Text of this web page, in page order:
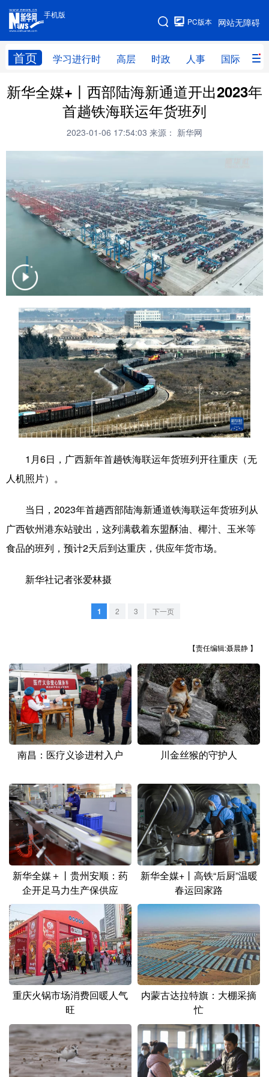
手机版
网站无障碍
PC版本
首页 学习进行时 高层 时政 人事 国际 财
手机版
网站地图
学习进行时 高层 时政 人事
财经 网评
全球连线
文化 书画 健康 军事
访谈 视频 图片 政务
中央文件 金融 汽车
食品 人居 信息化 数字经济
学术中国 银龄 溯源中国
城市 旅游 能源 会展
彩票 娱乐 时尚 悦读
公益 一带一路 亚太网 上市公司
文化产业
地方频道
北京 天津 河北 山西
浙江 安徽 福建 江西
山东 河南 湖北
甘肃 青海
多语种频道
English Español Français عربى
Русский язык 日本語 한국어
新华全媒+丨西部陆海新通道开出2023年
首趟铁海联运年货班列
2023-01-06 17:54:03 来源： 新华网
1月6日，广西新年首趟铁海联运年货班列开往重庆（无
人机照片）。
当日，2023年首趟西部陆海新通道铁海联运年货班列从
广西钦州港东站驶出，这列满载着东盟酥油、椰汁、玉米等
食品的班列，预计2天后到达重庆，供应年货市场。
新华社记者张爱林摄
1 2 3 下一页
【责任编辑:聂晨静 】
南昌：医疗义诊进村入户 川金丝猴的守护人
新华全媒＋丨贵州安顺：药
企开足马力生产保供应
新华全媒+丨高铁“后厨”温暖
春运回家路
重庆火锅市场消费回暖人气
旺
内蒙古达拉特旗：大棚采摘
忙